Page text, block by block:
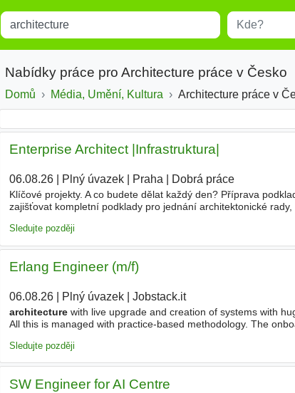
Title Místo
results.
Nabídky práce pro Architecture práce v Česko
Domů Média, Umění, Kultura Architecture práce v
Enterprise Architect |Infrastruktura|
06.08.26| Plný úvazek| Praha Dobrá práce
Klíčové projekty. A co budete dělat každý den? Příprava
zajišťovat kompletní podklady pro jednání architektonické
Sledujte později
Erlang Engineer (m/f)
06.08.26| Plný úvazek| Jobstack.it
architecturewith live upgrade and creation of systems with
All this is managed with practice-based methodology. The
Sledujte později
SW Engineer for AI Centre